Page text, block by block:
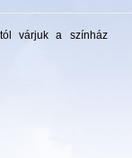
várjuk a színház